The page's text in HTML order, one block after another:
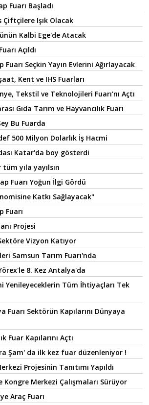
Fuarı Başladı
Çiftçilere Işık Olacak
Kalbi Ege'de Atacak
Açıldı
Seçkin Yayın Evlerini Ağırlayacak
Kent ve IHS Fuarları
Tekstil ve Teknolojileri Fuarı'nı Açtı
Gıda Tarım ve Hayvancılık Fuarı
Bu Fuarda
500 Milyon Dolarlık İş Hacmi
Katar'da boy gösterdi
yıla yayılsın
Fuarı Yoğun İlgi Gördü
Katkı Sağlayacak"
Fuarı
Projesi
Vizyon Katıyor
Samsun Tarım Fuarı'nda
8. Kez Antalya'da
Yenileyeceklerin Tüm İhtiyaçları Tek
Fuarı Sektörün Kapılarını Dünyaya
Fuar Kapılarını Açtı
Şam' da ilk kez fuar düzenleniyor !
Projesinin Tanıtımı Yapıldı
Kongre Merkezi Çalışmaları Sürüyor
Araç Fuarı